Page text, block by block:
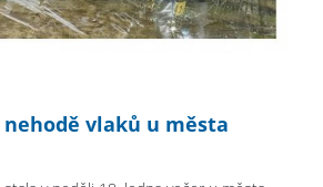
vlaků u města